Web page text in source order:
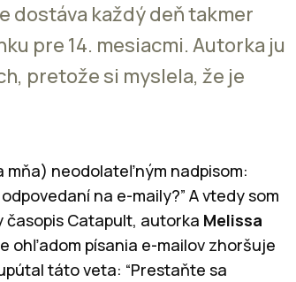
dostáva každý deň takmer
pre 14. mesiacmi. Autorka ju
pretože si myslela, že je
mňa) neodolateľným nadpisom:
na e-maily?” A vtedy som
Catapult, autorka Melissa
ohľadom písania e-mailov zhoršuje
táto veta: “Prestaňte sa